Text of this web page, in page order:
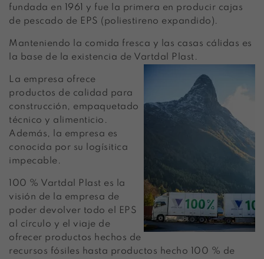
fundada en 1961 y fue la primera en producir cajas
de pescado de EPS (poliestireno expandido).
Manteniendo la comida fresca y las casas cálidas es
la base de la existencia de Vartdal Plast.
La empresa ofrece
productos de calidad para
construcción, empaquetado
técnico y alimenticio.
Además, la empresa es
conocida por su logísitica
impecable.
100 % Vartdal Plast es la
visión de la empresa de
poder devolver todo el EPS
al círculo y el viaje de
ofrecer productos hechos de
recursos fósiles hasta productos hecho 100 % de